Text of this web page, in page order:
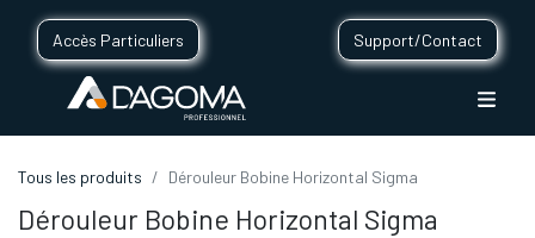
Accès Particuliers Support/Contact
Tous les produits Dérouleur Bobine Horizontal Sigma
Dérouleur Bobine Horizontal Sigma